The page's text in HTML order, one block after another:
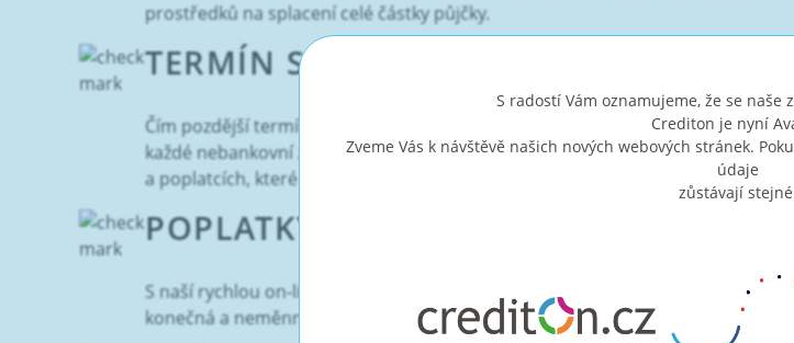
prostředků na splacení celé částky půjčky.
TERMÍN SPLATNOSTI
Čím pozdější termín splatnosti půjčky si zvolíte, tím nižší budou splátky.
každé nebankovní zápůjčky proto vždy porovnávejte celkovou vratnou
a poplatcích, které nebankovní úvěry zahrnují.
POPLATKY ZA PŮJČKU
S naší rychlou on-line půjčkou neplatíte žádné další poplatky. Jsme
konečná a neměnná.
S radostí Vám oznamujeme, že se naše
Crediton je nyní
Zveme Vás k návštěvě našich nových webových stránek.
údaje
zůstávají